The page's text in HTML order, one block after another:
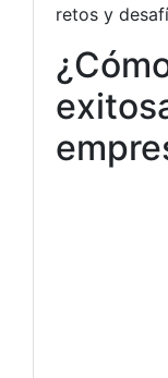
retos y